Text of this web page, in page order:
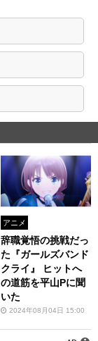
アニメ
辞職覚悟の挑戦だっ
た『ガールズバンド
クライ』 ヒットへ
の道筋を平山Pに聞
いた
2024年08月04日 15:00